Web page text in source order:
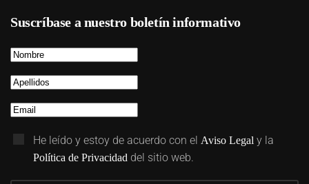
Suscríbase a nuestro boletín informativo
He leído y estoy de acuerdo con el Aviso Legal y la
Política de Privacidad del sitio web.